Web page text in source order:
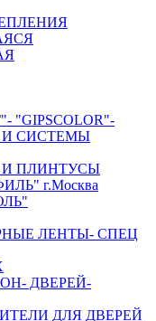
СИСТЕМЫ
ПЛИНТУСЫ
г.Москва
ЛЕНТЫ- СПЕЦ
ДВЕРЕЙ-
ДЛЯ ДВЕРЕЙ